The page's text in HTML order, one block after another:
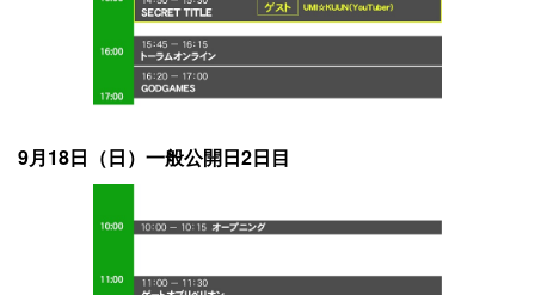
9月18日（日）一般公開日2日目